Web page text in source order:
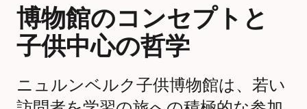
博物館のコンセプトと
子供中心の哲学
ニュルンベルク子供博物館は、若い